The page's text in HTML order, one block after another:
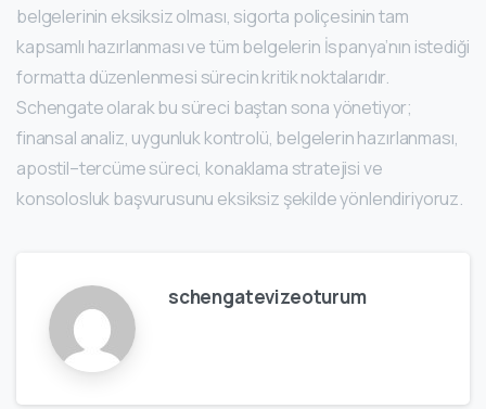
belgelerinin eksiksiz olması, sigorta poliçesinin tam
kapsamlı hazırlanması ve tüm belgelerin İspanya’nın istediği
formatta düzenlenmesi sürecin kritik noktalarıdır.
Schengate olarak bu süreci baştan sona yönetiyor;
finansal analiz, uygunluk kontrolü, belgelerin hazırlanması,
apostil–tercüme süreci, konaklama stratejisi ve
konsolosluk başvurusunu eksiksiz şekilde yönlendiriyoruz.
schengatevizeoturum